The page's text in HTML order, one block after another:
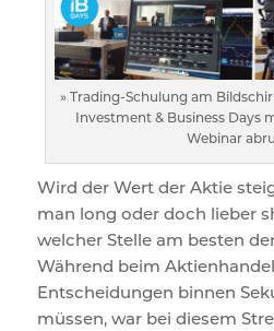
» Trading-Schulung am
Investment & Business Days
Webinar
Wird der Wert der Aktie
man long oder doch lieber
welcher Stelle am besten
Während beim
Entscheidungen binnen
müssen, war bei diesem